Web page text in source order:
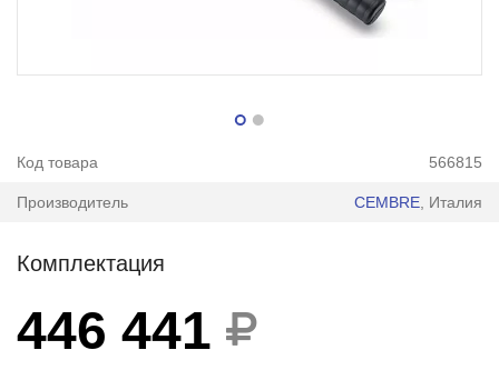
Код товара 566815
Производитель CEMBRE , Италия
Комплектация
446 441